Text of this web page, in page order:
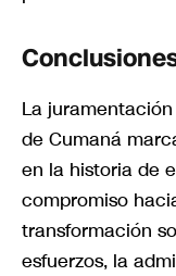
La
de Cumaná
en la historia de
compromiso
transformación
esfuerzos, la